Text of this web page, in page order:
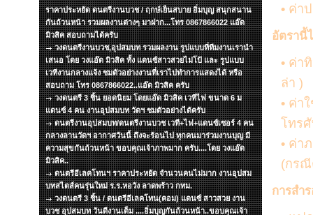
ราคาประหยัด ดนตรีงานบวช / ฤกษ์เย็นสบาย อิ่มบุญ สนุกสนาน
กันถ้วนหน้า รวมผลงานต่างๆ มาฝาก...โทร 0867866022 แอ๊ด
มิวสิค สอบถามได้ครับ
วงดนตรีงานบวช,อุปสมบท รวมผลงาน รูปแบบที่ทีมงานเรานำ
เสนอ โดย วงแอ๊ด มิวสิค ทั้ง แดนซ์สาวสวยไม่โป้ และ รูปแบบ
เวทีงานกลางแจ้ง ชมตัวอย่างงานที่เราไปทำการแสดงได้ หรือ
สอบถาม โทร 0867866022..แอ๊ด มิวสิค ครับ
วงดนตรี 3 ชิ้น ยอดนิยม โดยแอ๊ด มิวสิค เวทีไฟ ขนาด 6 ม
แดนซ์ 4 คน งานอุปสมบท วัดฯ ชมตัวอย่างได้ครับ
ดนตรีงานอุปสมบท/ดนตรีงานบวช เวที+ไฟ+แดนซ์เซอร์ 4 คน
กลางลานวัดฯ อากาศวันนี้ ถึงจะร้อนไป ทุกคนมาร่วมงานบุญ มี
ความสุขกันถ้วนหน้า ขอบคุณเจ้าภาพมาก ครับ....โดย วงแอ๊ด
มิวสิค..
ดนตรีอีเลคโทนฯ ราคาประหยัด จำนวนคนไม่มาก งานอุปสม
บทสไตส์คนรุ่นใหม่ ร.ร.หอวัง ลาดพร้าว กทม.
วงดนตรี 3 ชิ้น / ดนตรีอีเลคโทน(คอม) แดนซ์ สาวสวย งาน
บวช อุปสมบท วันดีงานเต็ม ....อิ่มบุญกันถ้วนหน้า..ขอบคุณเจ้า
• ค่า
อัตรานี้
• ค่า
ล่า )
• ค่า
โทร
• ค่า
(กรณี
การสำ